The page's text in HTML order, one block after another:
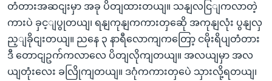
တံတားအဆငျးမှာ အခု ပိတျထားတယျ။ သနျလငြျကလာတဲ့
ကားပဲ ခှင့ျပွုတယျ၊ ရနျကုနျကကားတှဆေို အကုနျလုံး ပွနျလှ
ည့ျခိုငျးတယျ။ ညနေ ၃ နာရီလောကျကတြော့ ငမိုးရိပျတံတား
ဒီ တောငျဥက်ကလာလေ ပိတျလိုကျတယျ။ အလယျမှာ အလ
ယျတုံးလေး ခလြိုကျတယျ။ ဒဂုံကကားတှပေဲ သှားလို့ရတယျ၊